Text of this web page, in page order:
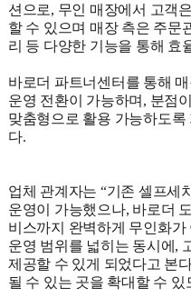
션으로, 무인 매장에서 고객
할 수 있으며 매장 측은 주문
리 등 다양한 기능을 통해 효
바로더 파트너센터를 통해
운영 전환이 가능하며, 분점
맞춤형으로 활용 가능하도
다.
업체 관계자는 “기존 셀프세
운영이 가능했으나, 바로더
비스까지 완벽하게 무인화가
운영 범위를 넓히는 동시에,
제공할 수 있게 되었다고 본
될 수 있는 곳을 확대할 수 있